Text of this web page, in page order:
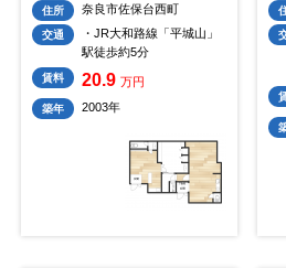
住所 奈良市佐保台西町
交通
・JR大和路線「平城山」
駅徒歩約5分
賃料 20.9 万円
築年 2003年